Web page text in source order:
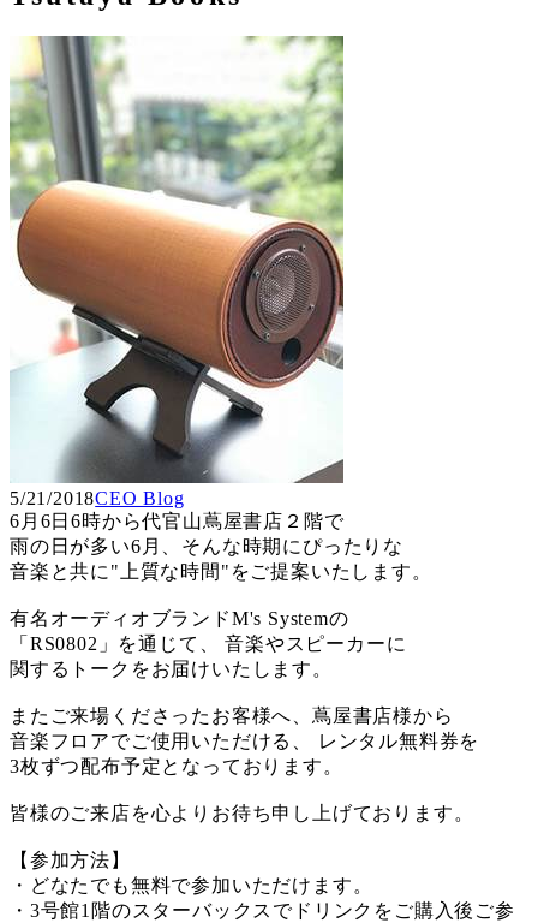
5/21/2018CEO Blog
6月6日6時から代官山蔦屋書店２階で
雨の日が多い6月、そんな時期にぴったりな
音楽と共に"上質な時間"をご提案いたします。
有名オーディオブランドM's Systemの
「RS0802」を通じて、 音楽やスピーカーに
関するトークをお届けいたします。
またご来場くださったお客様へ、蔦屋書店様から
音楽フロアでご使用いただける、 レンタル無料券を
3枚ずつ配布予定となっております。
皆様のご来店を心よりお待ち申し上げております。
【参加方法】
・どなたでも無料で参加いただけます。
・3号館1階のスターバックスでドリンクをご購入後ご参